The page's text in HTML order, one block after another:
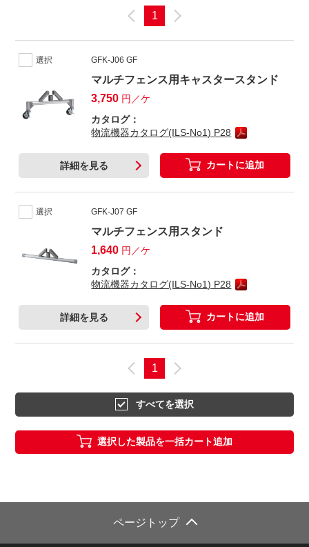
1
選択 GFK-J06 GF
マルチフェンス用キャスタースタンド
3,750 円／ケ
カタログ：
物流機器カタログ(ILS-No1) P28
詳細を見る カートに追加
選択 GFK-J07 GF
マルチフェンス用スタンド
1,640 円／ケ
カタログ：
物流機器カタログ(ILS-No1) P28
詳細を見る カートに追加
1
すべてを選択
選択した製品を一括カート追加
ページトップ